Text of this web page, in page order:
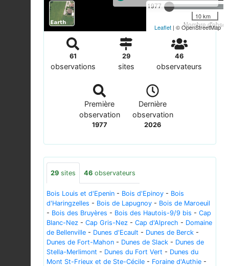
1977
Nombre
10 km
Leaflet | © OpenStreetMap
61
observations
29
sites
46
observateurs
Première
observation
1977
Dernière
observation
2026
29 sites 46 observateurs
Bois Louis et d'Epenin - Bois d'Epinoy - Bois
d'Haringzelles - Bois de Lapugnoy - Bois de Maroeuil
- Bois des Bruyères - Bois des Hautois-9/9 bis - Cap
Blanc-Nez - Cap Gris-Nez - Cap d'Alprech - Domaine
de Bellenville - Dunes d'Ecault - Dunes de Berck -
Dunes de Fort-Mahon - Dunes de Slack - Dunes de
Stella-Merlimont - Dunes du Fort Vert - Dunes du
Mont St-Frieux et de Ste-Cécile - Foraine d'Authie -